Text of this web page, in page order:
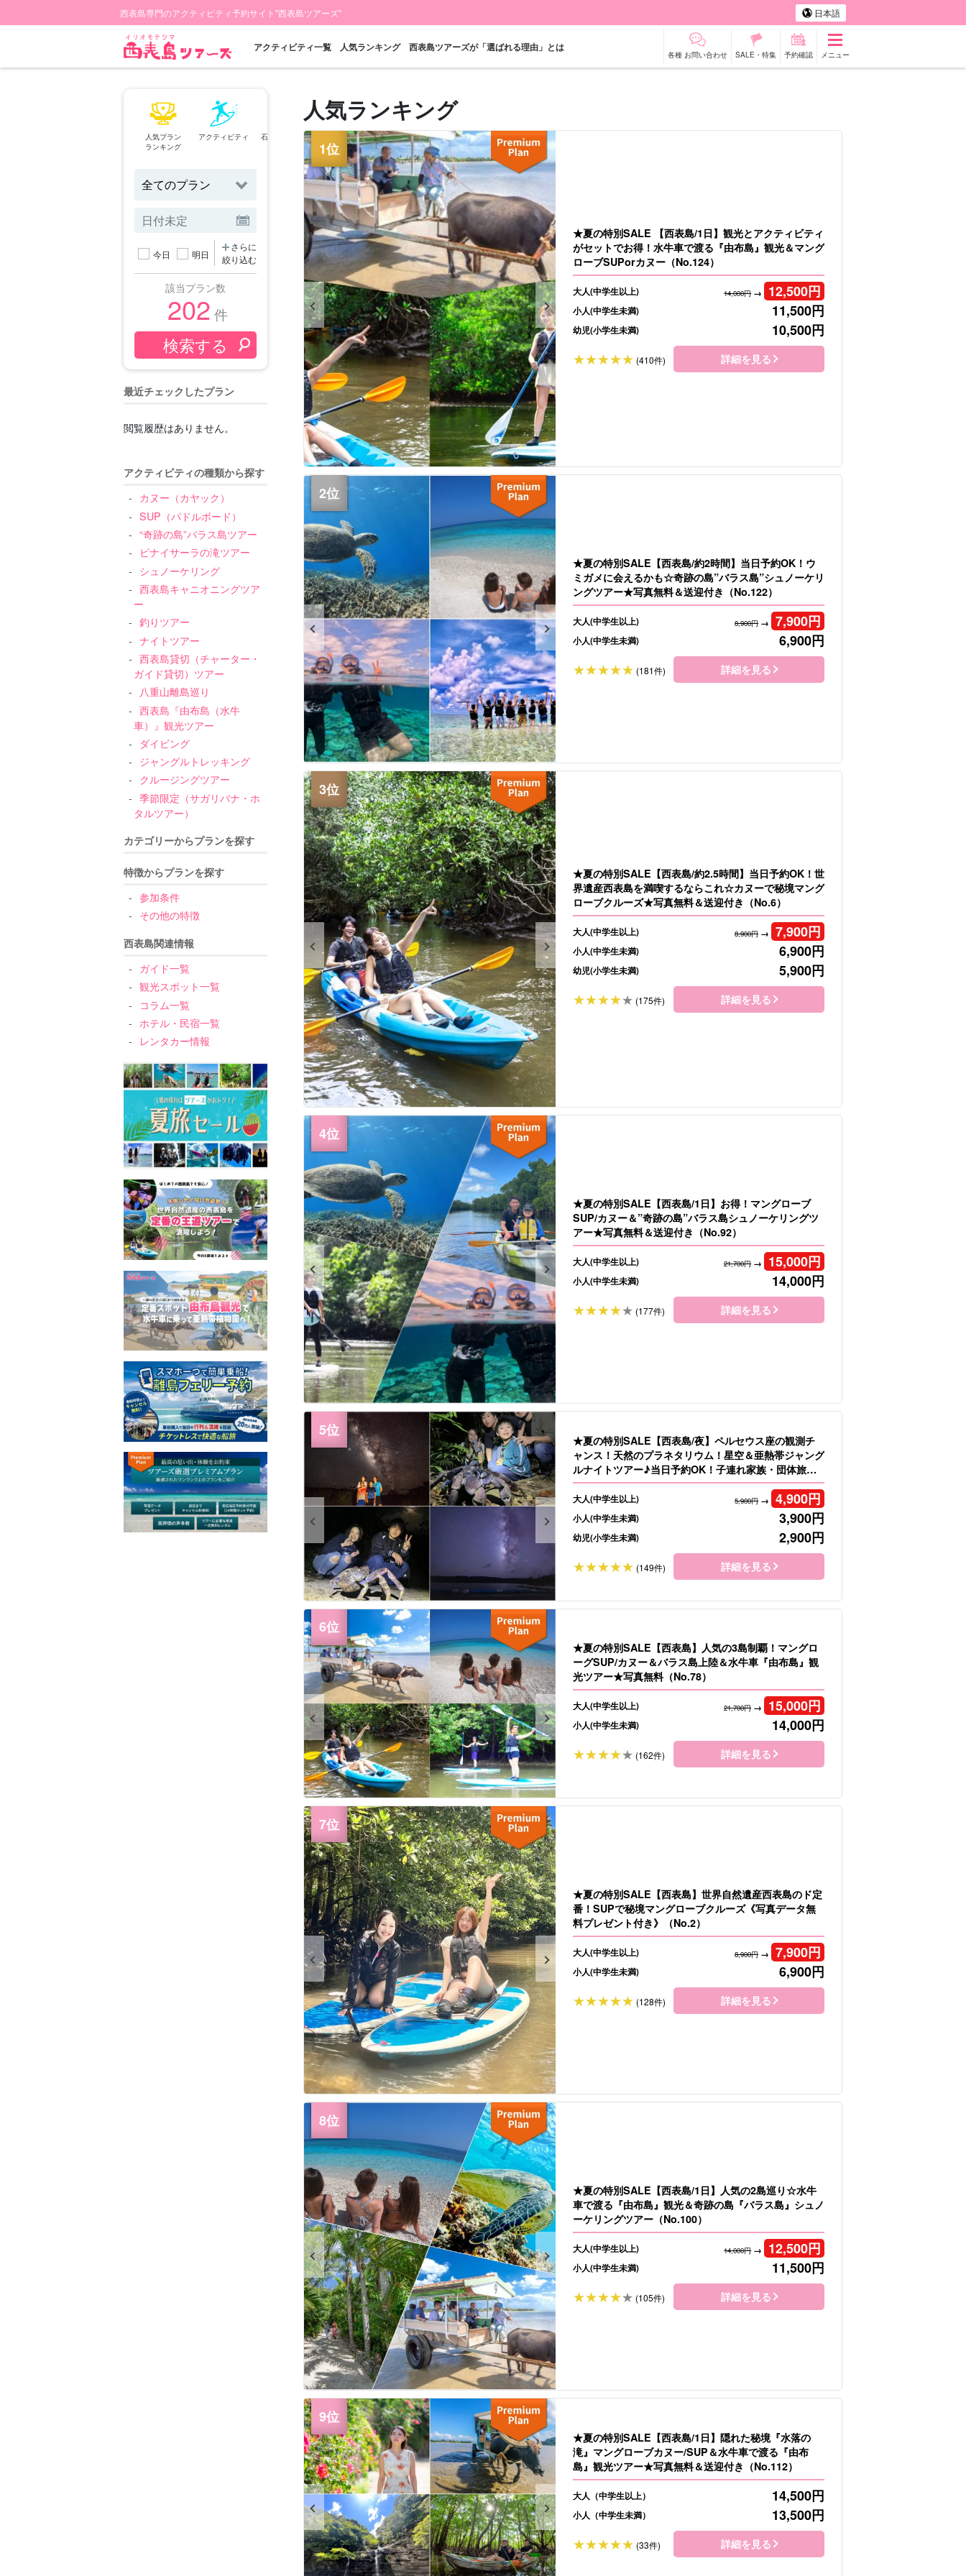
西表島専門のアクティビティ予約サイト"西表島ツアーズ" 日本語
アクティビティ一覧 人気ランキング 西表島ツアーズが「選ばれる理由」とは
各種 お問い合わせ SALE・特集 予約確認 メニュー
人気プラン
ランキング
アクティビティ
石垣島⇄西表島
当日予約OK
プラン
お得な割引
セットプラン
プレミアム
厳選プラン
西表島"滝"
ツアー
今日 明日
さらに
絞り込む
該当プラン数
202 件
最近チェックしたプラン
閲覧履歴はありません。
アクティビティの種類から探す
カヌー（カヤック）
SUP（パドルボード）
“奇跡の島”バラス島ツアー
ピナイサーラの滝ツアー
シュノーケリング
西表島キャニオニングツア
ー
釣りツアー
ナイトツアー
西表島貸切（チャーター・
ガイド貸切）ツアー
八重山離島巡り
西表島『由布島（水牛
車）』観光ツアー
ダイビング
ジャングルトレッキング
クルージングツアー
季節限定（サガリバナ・ホ
タルツアー）
カテゴリーからプランを探す
特徴からプランを探す
参加条件
その他の特徴
西表島関連情報
ガイド一覧
観光スポット一覧
コラム一覧
ホテル・民宿一覧
レンタカー情報
人気ランキング
★夏の特別SALE 【西表島/1日】観光とアクティビティ
がセットでお得！水牛車で渡る『由布島』観光＆マング
ローブSUPorカヌー（No.124）
大人(中学生以上) 14,000円→ 12,500円
小人(中学生未満) 11,500円
幼児(小学生未満) 10,500円
(410件) 詳細を見る
★夏の特別SALE【西表島/約2時間】当日予約OK！ウ
ミガメに会えるかも☆奇跡の島”バラス島”シュノーケリ
ングツアー★写真無料＆送迎付き（No.122）
大人(中学生以上) 8,900円→ 7,900円
小人(中学生未満) 6,900円
(181件) 詳細を見る
★夏の特別SALE【西表島/約2.5時間】当日予約OK！世
界遺産西表島を満喫するならこれ☆カヌーで秘境マング
ローブクルーズ★写真無料＆送迎付き（No.6）
大人(中学生以上) 8,900円→ 7,900円
小人(中学生未満) 6,900円
幼児(小学生未満) 5,900円
(175件) 詳細を見る
★夏の特別SALE【西表島/1日】お得！マングローブ
SUP/カヌー＆”奇跡の島”バラス島シュノーケリングツ
アー★写真無料＆送迎付き（No.92）
大人(中学生以上) 21,700円→ 15,000円
小人(中学生未満) 14,000円
(177件) 詳細を見る
★夏の特別SALE【西表島/夜】ペルセウス座の観測チ
ャンス！天然のプラネタリウム！星空＆亜熱帯ジャング
ルナイトツアー♪当日予約OK！子連れ家族・団体旅行
にもおすすめ（No.16）
大人(中学生以上) 5,900円→ 4,900円
小人(中学生未満) 3,900円
幼児(小学生未満) 2,900円
(149件) 詳細を見る
★夏の特別SALE【西表島】人気の3島制覇！マングロ
ーグSUP/カヌー＆バラス島上陸＆水牛車『由布島』観
光ツアー★写真無料（No.78）
大人(中学生以上) 21,700円→ 15,000円
小人(中学生未満) 14,000円
(162件) 詳細を見る
★夏の特別SALE【西表島】世界自然遺産西表島のド定
番！SUPで秘境マングローブクルーズ《写真データ無
料プレゼント付き》（No.2）
大人(中学生以上) 8,900円→ 7,900円
小人(中学生未満) 6,900円
(128件) 詳細を見る
★夏の特別SALE【西表島/1日】人気の2島巡り☆水牛
車で渡る『由布島』観光＆奇跡の島『バラス島』シュノ
ーケリングツアー（No.100）
大人(中学生以上) 14,000円→ 12,500円
小人(中学生未満) 11,500円
(105件) 詳細を見る
★夏の特別SALE【西表島/1日】隠れた秘境『水落の
滝』マングローブカヌー/SUP＆水牛車で渡る『由布
島』観光ツアー★写真無料＆送迎付き（No.112）
大人（中学生以上） 14,500円
小人（中学生未満） 13,500円
(33件) 詳細を見る